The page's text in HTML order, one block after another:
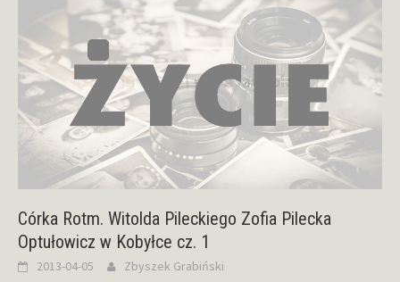
Córka Rotm. Witolda Pileckiego Zofia Pilecka
Optułowicz w Kobyłce cz. 1
2013-04-05 Zbyszek Grabiński